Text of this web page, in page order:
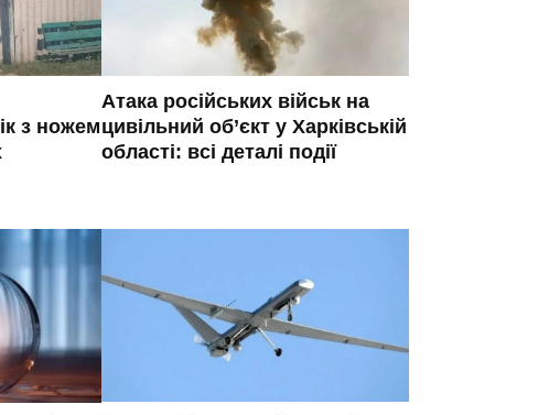
з ножем
Атака російських військ на
цивільний об’єкт у Харківській
області: всі деталі події